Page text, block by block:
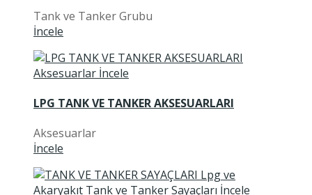
Tank ve Tanker Grubu
İncele
LPG TANK VE TANKER AKSESUARLARI
Aksesuarlar
İncele